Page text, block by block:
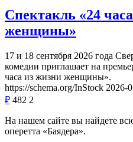
Спектакль «24
женщины»
17 и 18 сентября 2026 года
комедии приглашает на
часа из жизни женщины».
https://schema.org/InStock 2026-
₽ 482 2
На нашем сайте вы найдете
оперетта «Баядера».